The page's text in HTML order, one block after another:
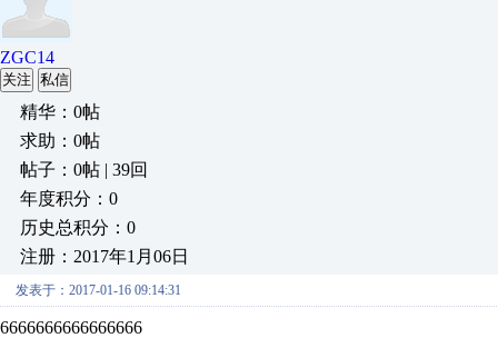
ZGC14
关注 私信
精华：0帖
求助：0帖
帖子：0帖 | 39回
年度积分：0
历史总积分：0
注册：2017年1月06日
发表于：2017-01-16 09:14:31
6666666666666666